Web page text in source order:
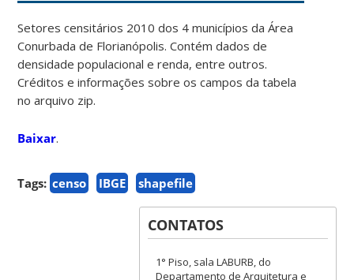
Setores censitários 2010 dos 4 municípios da Área
Conurbada de Florianópolis. Contém dados de
densidade populacional e renda, entre outros.
Créditos e informações sobre os campos da tabela
no arquivo zip.
Baixar.
Tags: censo IBGE shapefile
CONTATOS
1° Piso, sala LABURB, do
Departamento de Arquitetura e